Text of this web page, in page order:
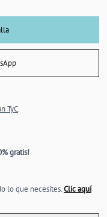
TyC.
gratis!
lo que necesites.Clic aquí